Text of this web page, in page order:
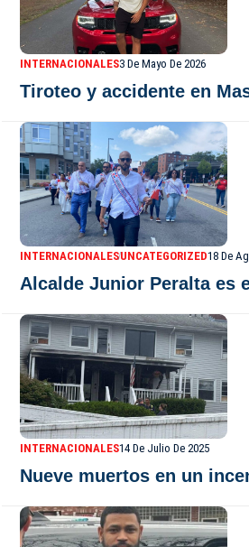
INTERNACIONALES3 De Mayo De 2026
Tiroteo y accidente en
INTERNACIONALESUNCATEGORIZED18 De
Alcalde Junior Peralta es
INTERNACIONALES14 De Julio De 2025
Nueve muertos en un